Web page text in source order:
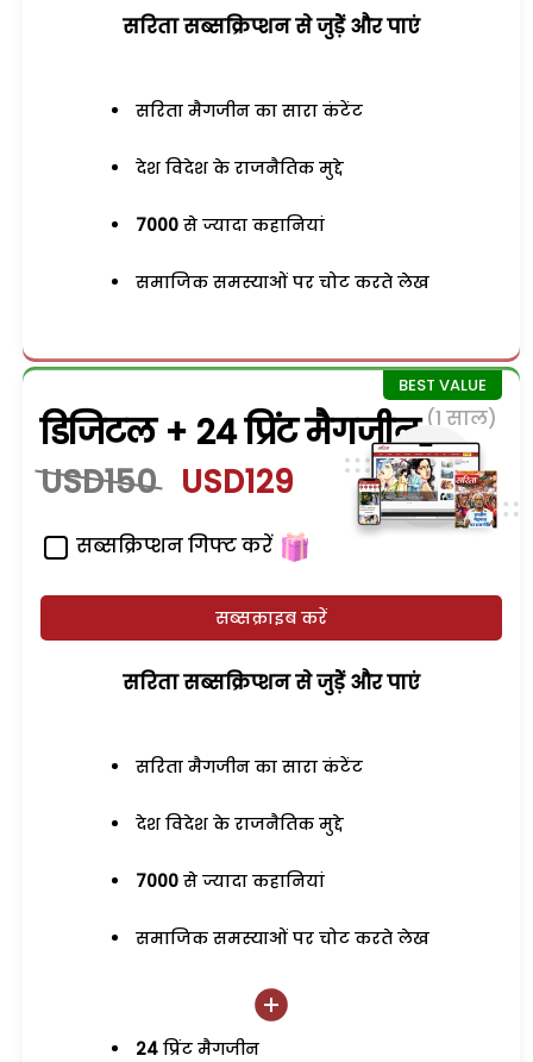
सरिता सब्सक्रिप्शन से जुड़ेें और पाएं
सरिता मैगजीन का सारा कंटेंट
देश विदेश के राजनैतिक मुद्दे
7000 से ज्यादा कहानियां
समाजिक समस्याओं पर चोट करते लेख
डिजिटल + 24 प्रिंट मैगजीन (1 साल)
USD150 USD129
सब्सक्रिप्शन गिफ्ट करें
सब्सक्राइब करें
सरिता सब्सक्रिप्शन से जुड़ेें और पाएं
सरिता मैगजीन का सारा कंटेंट
देश विदेश के राजनैतिक मुद्दे
7000 से ज्यादा कहानियां
समाजिक समस्याओं पर चोट करते लेख
24 प्रिंट मैगजीन